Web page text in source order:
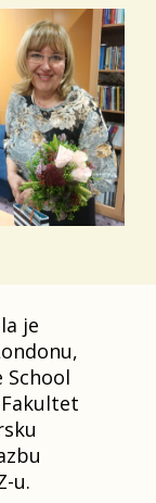
je
School
u.